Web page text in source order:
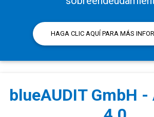
HAGA CLIC AQUÍ PARA MÁS
blueAUDIT GmbH